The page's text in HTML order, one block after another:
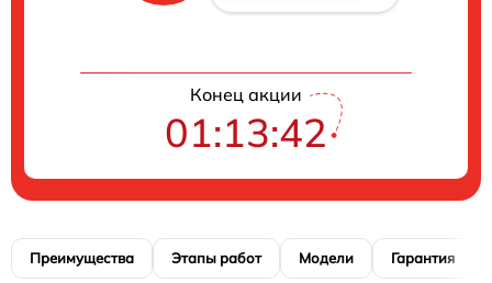
Конец акции
01:13:42
Преимущества Этапы работ Модели Гарантия